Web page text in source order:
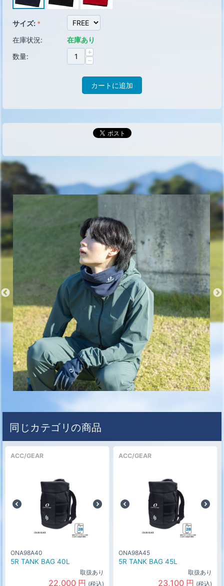
サイズ:
在庫状況:
在庫あり
数量:
+
−
カートに追加
同じカテゴリの商品
ACC/GEAR
ONA98A40
5R TANK BAG 40L
取扱あり
22,000 円 (税込)
ACC/GEAR
ONA98A45
5R TANK BAG 45L
取扱あり
23,100 円 (税込)